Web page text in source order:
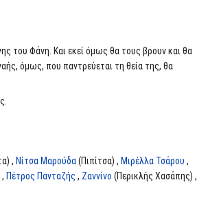
του Φάνη. Και εκεί όμως θα τους βρουν και θα
όμως, που παντρεύεται τη θεία της, θα
, Νίτσα Μαρούδα(Πιπίτσα) , Μιρέλλα Τσάρου ,
Πέτρος Πανταζής , Ζαννίνο (Περικλής Χασάπης) ,